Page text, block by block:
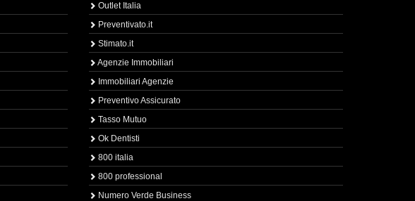
Outlet Italia
Preventivato.it
Stimato.it
Agenzie Immobiliari
Immobiliari Agenzie
Preventivo Assicurato
Tasso Mutuo
Ok Dentisti
800 italia
800 professional
Numero Verde Business